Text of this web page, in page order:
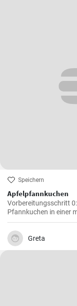
Speichern
Apfelpfannkuchen
Vorbereitungsschritt
Pfannkuchen in einer
braten.
Greta